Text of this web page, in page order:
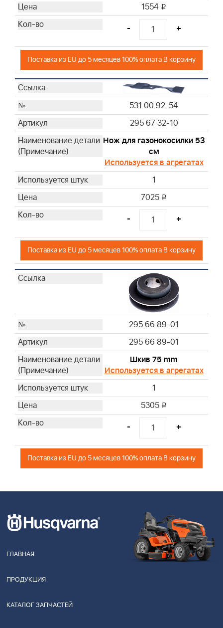
1554 i
- +
Поставка из EU до 5 месяцев 100% оплата В корзину
531 00 92-54
295 67 32-10
Нож для газонокосилки 53
см
Используется в агрегатах
1
7025 i
- +
Поставка из EU до 5 месяцев 100% оплата В корзину
295 66 89-01
295 66 89-01
Шкив 75 mm
Используется в агрегатах
1
5305 i
- +
Поставка из EU до 5 месяцев 100% оплата В корзину
ГЛАВНАЯ
ПРОДУКЦИЯ
КАТАЛОГ ЗАПЧАСТЕЙ